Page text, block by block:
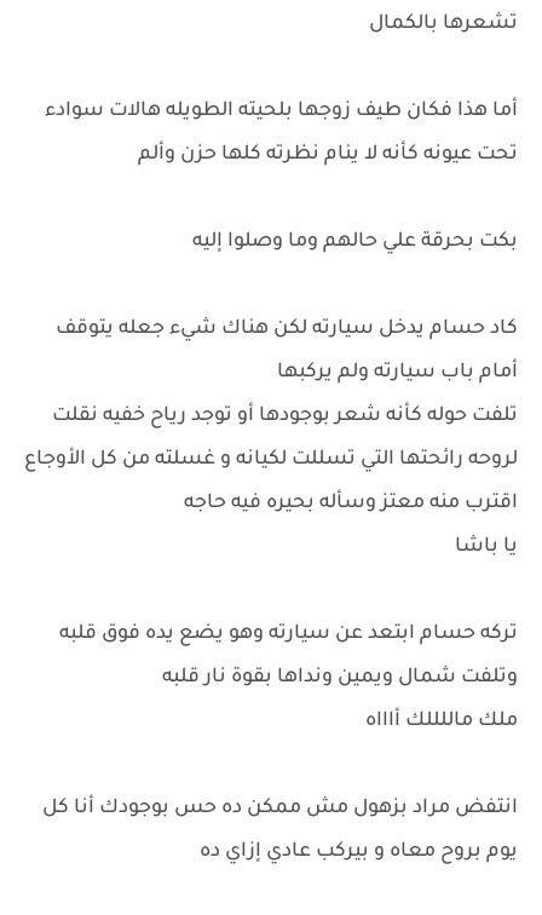
تشعرها بالكمال
أما هذا فكان طيف زوجها بلحيته الطويله هالات سوادء
تحت عيونه كأنه لا ينام نظرته كلها حزن وألم
بكت بحرقة علي حالهم وما وصلوا إليه
كاد حسام يدخل سيارته لكن هناك شيء جعله يتوقف
أمام باب سيارته ولم يركبها
تلفت حوله كأنه شعر بوجودها أو توجد رياح خفيه نقلت
لروحه رائحتها التي تسللت لكيانه و غسلته من كل الأوجاع
اقترب منه معتز وسأله بحيره فيه حاجه
يا باشا
تركه حسام ابتعد عن سيارته وهو يضع يده فوق قلبه
وتلفت شمال ويمين ونداها بقوة نار قلبه
ملك ماللللك أاااه
انتفض مراد بزهول مش ممكن ده حس بوجودك أنا كل
يوم بروح معاه و بيركب عادي إزاي ده